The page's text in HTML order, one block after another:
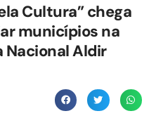
Cultura” chega
municípios na
Nacional Aldir